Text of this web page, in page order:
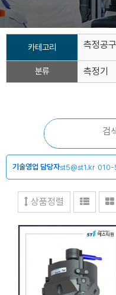
카테고리 측정공
분류 측정기
기술영업 담당자st5@st1.kr
상품정렬